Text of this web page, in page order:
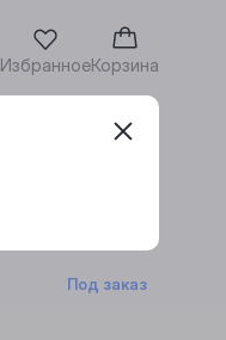
ИзбранноеКорзина
Адреса винотек
Под заказ